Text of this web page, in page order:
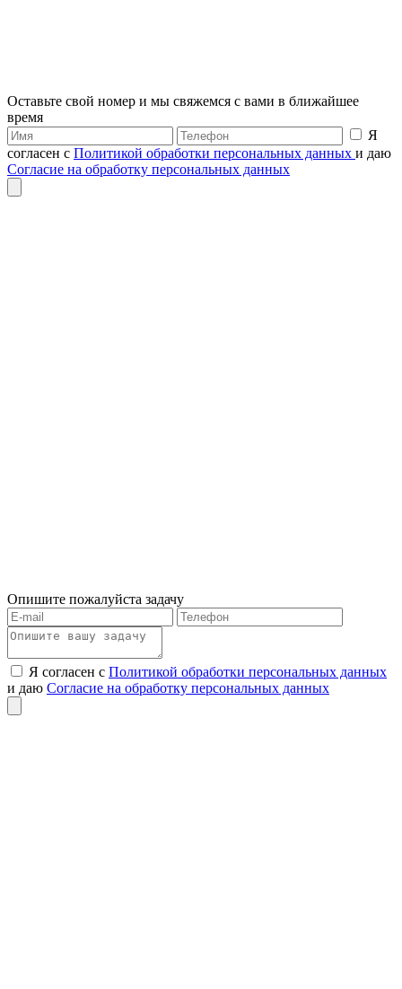
Оставьте свой номер и мы свяжемся с вами в ближайшее
время
Я
согласен с Политикой обработки персональных данных и даю
Согласие на обработку персональных данных
Опишите пожалуйста задачу
Я согласен с Политикой обработки персональных данных
и даю Согласие на обработку персональных данных